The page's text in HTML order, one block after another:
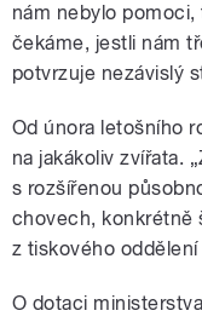
nám nebylo
čekáme, jestli nám
potvrzuje nezávislý
Od února letošního
na jakákoliv zvířata.
s rozšířenou
chovech, konkrétně
z tiskového
O dotaci